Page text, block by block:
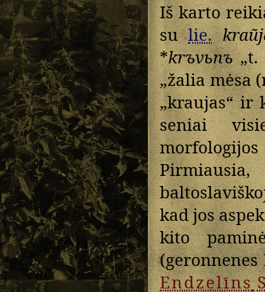
Iš karto
sulie.
*krъvьnъ„t.
„žalia mėsa
„kraujas“ ir
seniai
kad jos
kito
(geronnenes
Endzelīns